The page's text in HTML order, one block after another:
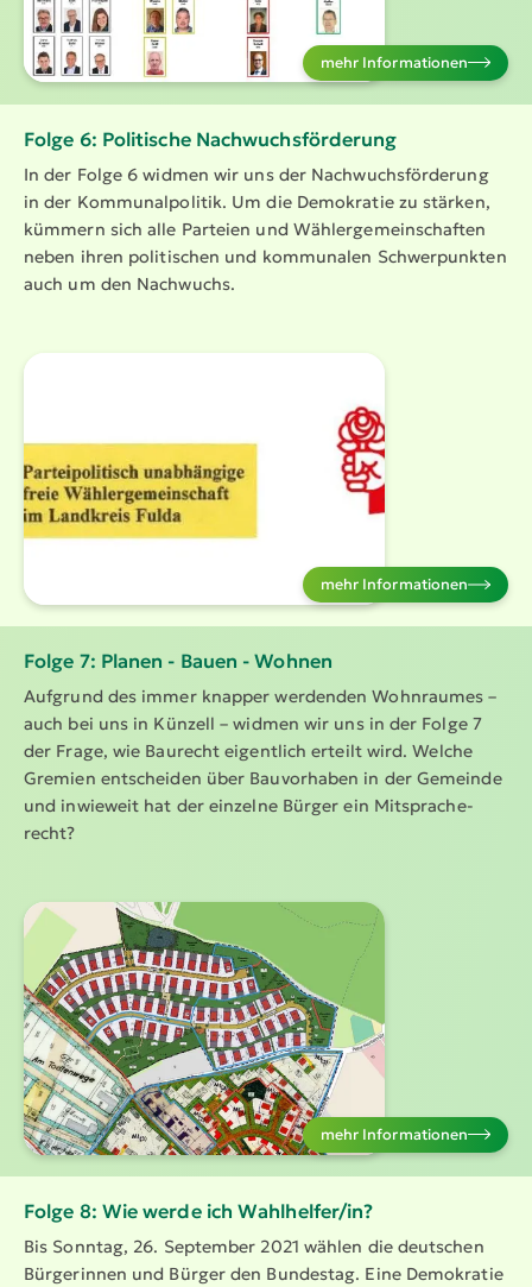
mehr Infor­ma­tionen
Folge 6: Politische Nachwuchs­för­derung
In der Folge 6 widmen wir uns der Nachwuchs­för­derung
in der Kommu­nal­po­litik. Um die Demokratie zu stärken,
kümmern sich alle Parteien und Wähler­ge­mein­schaften
neben ihren politischen und kommunalen Schwer­punkten
auch um den Nachwuchs.
mehr Infor­ma­tionen
Folge 7: Planen - Bauen - Wohnen
Aufgrund des immer knapper werdenden Wohnraumes –
auch bei uns in Künzell – widmen wir uns in der Folge 7
der Frage, wie Baurecht eigentlich erteilt wird. Welche
Gremien entscheiden über Bauvorhaben in der Gemeinde
und inwieweit hat der einzelne Bürger ein Mitspra­che­
recht?
mehr Infor­ma­tionen
Folge 8: Wie werde ich Wahlhelfer/in?
Bis Sonntag, 26. September 2021 wählen die deutschen
Bürgerinnen und Bürger den Bundestag. Eine Demokratie